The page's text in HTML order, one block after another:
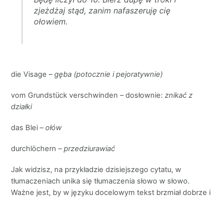
zjeżdżaj stąd, zanim nafaszeruję cię
ołowiem.
die Visage– gęba (potocznie i pejoratywnie)
vom Grundstück verschwinden –dosłownie: znikać z
działki
das Blei– ołów
durchlöchern– przedziurawiać
Jak widzisz, na przykładzie dzisiejszego cytatu, w
tłumaczeniach unika się tłumaczenia słowo w słowo.
Ważne jest, by w języku docelowym tekst brzmiał dobrze i